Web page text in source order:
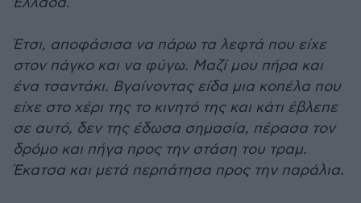
Έτσι, αποφάσισα να πάρω τα λεφτά που είχε
στον πάγκο και να φύγω. Μαζί μου πήρα και
ένα τσαντάκι. Βγαίνοντας είδα μια κοπέλα που
είχε στο χέρι της το κινητό της και κάτι έβλεπε
σε αυτό, δεν της έδωσα σημασία, πέρασα τον
δρόμο και πήγα προς την στάση του τραμ.
Έκατσα και μετά περπάτησα προς την παράλια.